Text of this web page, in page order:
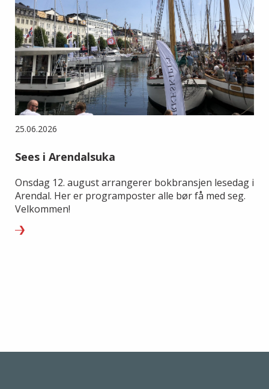
25.06.2026
Sees i Arendalsuka
Onsdag 12. august arrangerer bokbransjen lesedag i
Arendal. Her er programposter alle bør få med seg.
Velkommen!